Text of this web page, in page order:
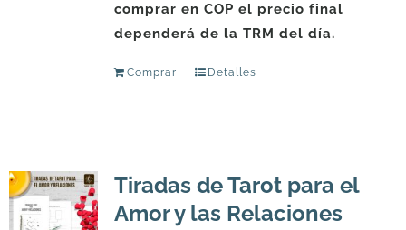
comprar en COP el precio final
dependerá de la TRM del día.
Comprar Detalles
Tiradas de Tarot para el
Amor y las Relaciones